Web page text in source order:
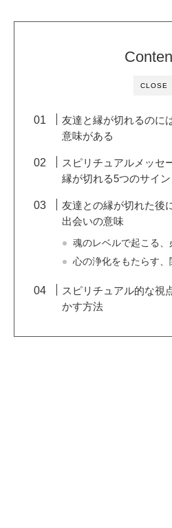
CLOSE
友達と縁が切れるのに
意味がある
スピリチュアルメッセ
縁が切れる5つのサイン
友達との縁が切れた後
出会いの意味
魂のレベルで起こる
心の浄化をもたらす、
スピリチュアル的な視
かす方法